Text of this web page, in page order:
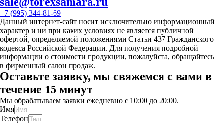
+7 (995) 344-81-69
Данный интернет-сайт носит исключительно информационный
характер и ни при каких условиях не является публичной
офертой, определяемой положениями Статьи 437 Гражданского
кодекса Российской Федерации. Для получения подробной
информации о стоимости продукции, пожалуйста, обращайтесь
в фирменный салон продаж.
Оставьте заявку, мы свяжемся с вами в
течение 15 минут
Мы обрабатываем заявки ежедневно с 10:00 до 20:00.
Имя
Телефон